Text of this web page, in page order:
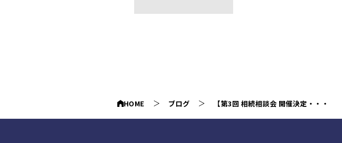
HOME ブログ 【第3回 相続相談会 開催決定・・・